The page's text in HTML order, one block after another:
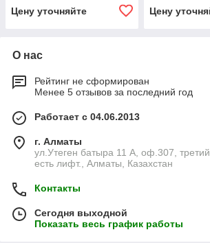
Цену уточняйте
Цену
О нас
Рейтинг не сформирован
Менее 5 отзывов за последний год
Работает с 04.06.2013
г. Алматы
ул.Утеген батыра 11 А, оф.307,
есть лифт., Алматы, Казахстан
Контакты
Сегодня выходной
Показать весь график работы